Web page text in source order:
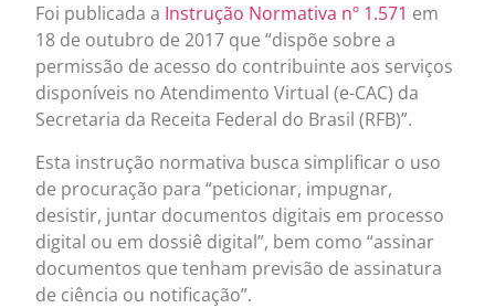
Foi publicada a Instrução Normativa nº 1.571 em
18 de outubro de 2017 que “dispõe sobre a
permissão de acesso do contribuinte aos serviços
disponíveis no Atendimento Virtual (e-CAC) da
Secretaria da Receita Federal do Brasil (RFB)”.
Esta instrução normativa busca simplificar o uso
de procuração para “peticionar, impugnar,
desistir, juntar documentos digitais em processo
digital ou em dossiê digital”, bem como “assinar
documentos que tenham previsão de assinatura
de ciência ou notificação”.